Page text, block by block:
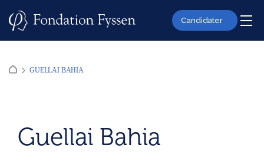
Candidater
GUELLAI BAHIA
Guellai Bahia